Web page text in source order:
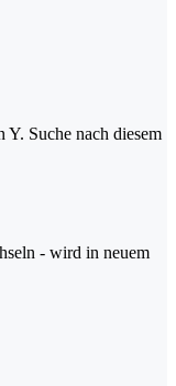
Y. Suche nach diesem
- wird in neuem